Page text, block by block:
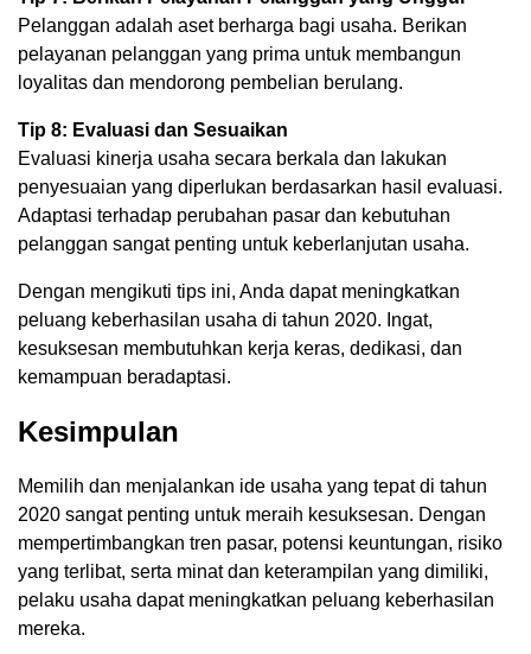
Pelanggan adalah aset berharga bagi usaha. Berikan
pelayanan pelanggan yang prima untuk membangun
loyalitas dan mendorong pembelian berulang.
Tip 8: Evaluasi dan Sesuaikan
Evaluasi kinerja usaha secara berkala dan lakukan
penyesuaian yang diperlukan berdasarkan hasil evaluasi.
Adaptasi terhadap perubahan pasar dan kebutuhan
pelanggan sangat penting untuk keberlanjutan usaha.
Dengan mengikuti tips ini, Anda dapat meningkatkan
peluang keberhasilan usaha di tahun 2020. Ingat,
kesuksesan membutuhkan kerja keras, dedikasi, dan
kemampuan beradaptasi.
Kesimpulan
Memilih dan menjalankan ide usaha yang tepat di tahun
2020 sangat penting untuk meraih kesuksesan. Dengan
mempertimbangkan tren pasar, potensi keuntungan, risiko
yang terlibat, serta minat dan keterampilan yang dimiliki,
pelaku usaha dapat meningkatkan peluang keberhasilan
mereka.